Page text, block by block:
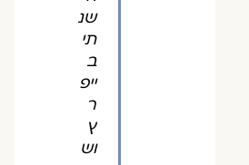
שנ
תי
ב
ייפ
ר
ץ
וש